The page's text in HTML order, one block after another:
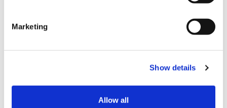
Marketing
Show details
Allow all
银联卡
Diners信用卡
各种信用卡